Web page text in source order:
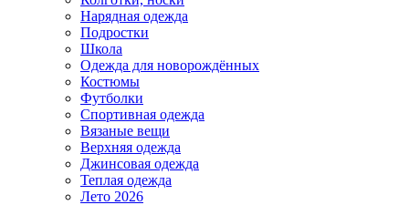
Нарядная одежда
Подростки
Школа
Одежда для новорождённых
Костюмы
Футболки
Спортивная одежда
Вязаные вещи
Верхняя одежда
Джинсовая одежда
Теплая одежда
Лето 2026